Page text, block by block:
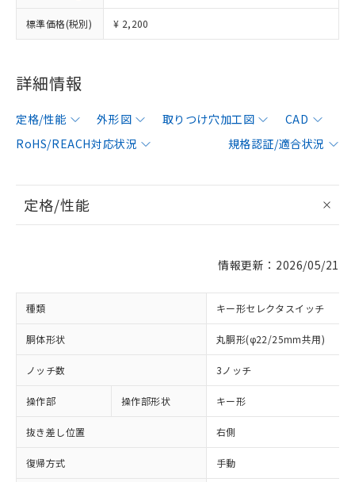
標準価格(税別) ¥ 2,200
詳細情報
定格/性能 外形図 取りつけ穴加工図
CAD
RoHS/REACH対応状況
規格認証/適合状況
定格/性能
情報更新：2026/05/21
種類 キー形セレクタスイッチ
胴体形状 丸胴形(φ22/25mm共用)
ノッチ数 3ノッチ
操作部 操作部形状 キー形
抜き差し位置 右側
復帰方式 手動